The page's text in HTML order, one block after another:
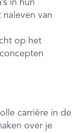
in hun
van
op het
carrière in de
over je